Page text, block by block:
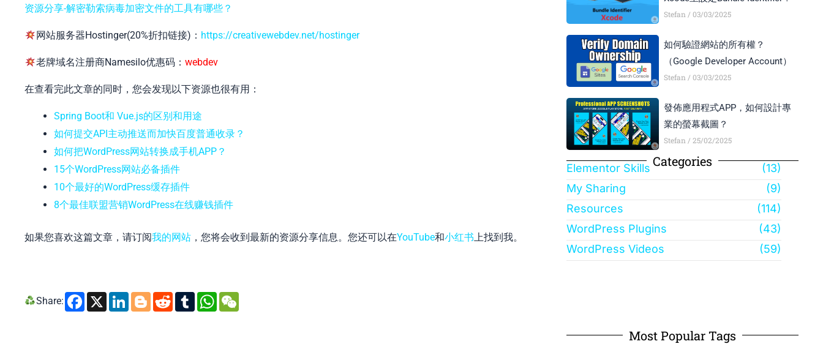
资源分享-解密勒索病毒加密文件的工具有哪些？
网站服务器Hostinger(20%折扣链接)： https://creativewebdev.net/hostinger
老牌域名注册商Namesilo优惠码： webdev
在查看完此文章的同时，您会发现以下资源也很有用：
Spring Boot和 Vue.js的区别和用途
如何提交API主动推送而加快百度普通收录？
如何把WordPress网站转换成手机APP？
15个WordPress网站必备插件
10个最好的WordPress缓存插件
8个最佳联盟营销WordPress在线赚钱插件
如果您喜欢这篇文章，请订阅我的网站 ，您将会收到最新的资源分享信息。您还可以在YouTube和小红书上找到我。
Share: Facebook
X LinkedIn
Blogger
Reddit
TumblrWhatsApp
Stefan 03/03/2025
如何驗證網站的所有權？
（Google Developer Account）
Stefan 03/03/2025
發佈應用程式APP，如何設計專
業的螢幕截圖？
Stefan 25/02/2025
Categories
Elementor Skills
(13)
My Sharing
(9)
Resources
(114)
WordPress Plugins
(43)
WordPress Videos
(59)
Most Popular Tags